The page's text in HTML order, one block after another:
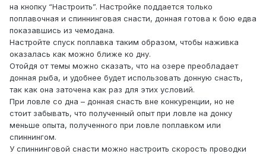
на кнопку “Настроить”. Настройке поддается только
поплавочная и спиннинговая снасти, донная готова к бою едва
показавшись из чемодана.
Настройте спуск поплавка таким образом, чтобы наживка
оказалась как можно ближе ко дну.
Отойдя от темы можно сказать, что на озере преобладает
донная рыба, и удобнее будет использовать донную снасть,
так как она заточена как раз для этих условий.
При ловле со дна – донная снасть вне конкуренции, но не
стоит забывать, что полученный опыт при ловле на донку
меньше опыта, полученного при ловле поплавком или
спиннингом.
У спиннинговой снасти можно настроить скорость проводки